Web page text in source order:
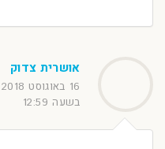
אושרית צדוק
16 באוגוסט 2018
בשעה 12:59